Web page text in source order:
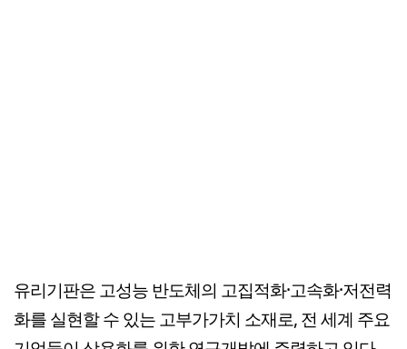
유리기판은 고성능 반도체의 고집적화·고속화·저전력
화를 실현할 수 있는 고부가가치 소재로, 전 세계 주요